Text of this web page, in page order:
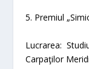
5. Premiul
Lucrarea:
Carpaţilor